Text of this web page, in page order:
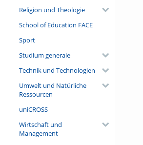
Religion und Theologie
School of Education FACE
Sport
Studium generale
Technik und Technologien
Umwelt und Natürliche
Ressourcen
uniCROSS
Wirtschaft und
Management